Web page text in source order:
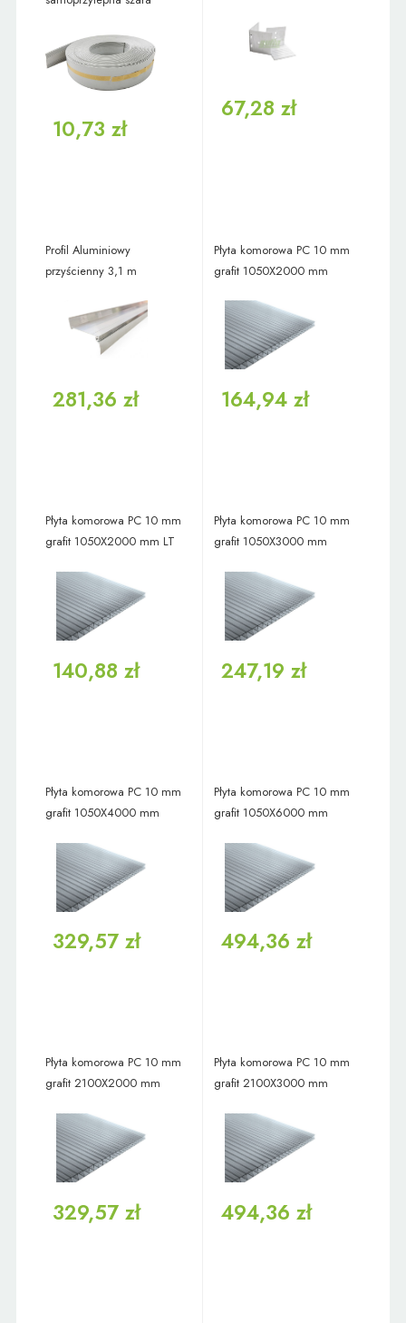
10,73 zł
67,28 zł
Profil Aluminiowy
przyścienny 3,1 m
281,36 zł
Płyta komorowa PC 10 mm
grafit 1050X2000 mm
164,94 zł
Płyta komorowa PC 10 mm
grafit 1050X2000 mm LT
140,88 zł
Płyta komorowa PC 10 mm
grafit 1050X3000 mm
247,19 zł
Płyta komorowa PC 10 mm
grafit 1050X4000 mm
329,57 zł
Płyta komorowa PC 10 mm
grafit 1050X6000 mm
494,36 zł
Płyta komorowa PC 10 mm
grafit 2100X2000 mm
329,57 zł
Płyta komorowa PC 10 mm
grafit 2100X3000 mm
494,36 zł